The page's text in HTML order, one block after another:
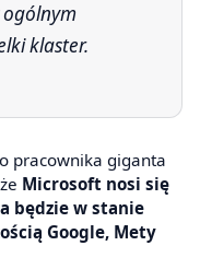
klaster.
pracownika giganta
Microsoft nosi się
będzie w stanie
Google, Mety